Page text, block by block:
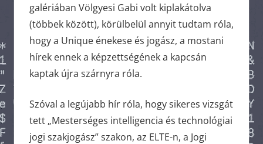
galériában Völgyesi Gabi volt kiplakátolva
(többek között), körülbelül annyit tudtam róla,
hogy a Unique énekese és jogász, a mostani
hírek ennek a képzettségének a kapcsán
kaptak újra szárnyra róla.
Szóval a legújabb hír róla, hogy sikeres vizsgát
tett „Mesterséges intelligencia és technológiai
jogi szakjogász” szakon, az ELTE-n, a Jogi